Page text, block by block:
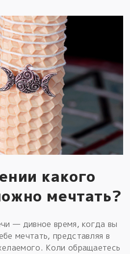
какого
мечтать?
— дивное время, когда вы
мечтать, представляя в
Коли обращаетесь